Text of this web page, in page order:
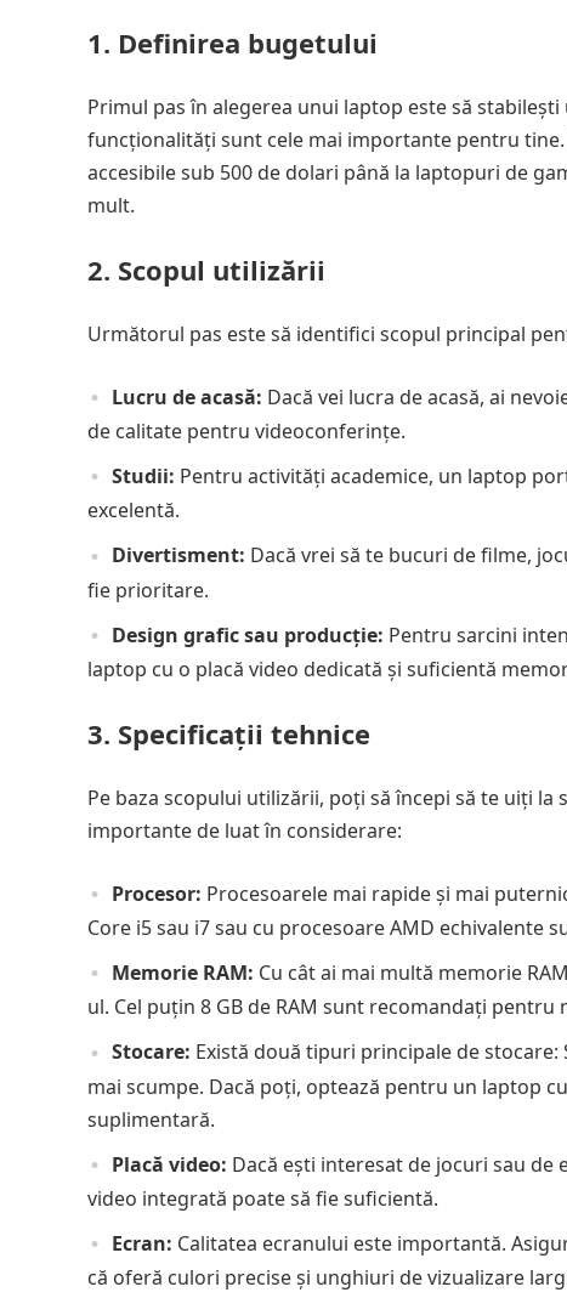
1. Definirea bugetului
Primul pas în alegerea unui laptop este să
funcționalități sunt cele mai importante pentru
accesibile sub 500 de dolari până la laptopuri de
mult.
2. Scopul utilizării
Următorul pas este să identifici scopul principal
Lucru de acasă: Dacă vei lucra de acasă, ai
de calitate pentru videoconferințe.
Studii: Pentru activități academice, un laptop
excelentă.
Divertisment: Dacă vrei să te bucuri de filme,
fie prioritare.
Design grafic sau producție: Pentru sarcini
laptop cu o placă video dedicată și suficientă
3. Specificații tehnice
Pe baza scopului utilizării, poți să începi să te uiți
importante de luat în considerare:
Procesor: Procesoarele mai rapide și mai
Core i5 sau i7 sau cu procesoare AMD
Memorie RAM: Cu cât ai mai multă memorie
ul. Cel puțin 8 GB de RAM sunt recomandați
Stocare: Există două tipuri principale de stocare:
mai scumpe. Dacă poți, optează pentru un laptop
suplimentară.
Placă video: Dacă ești interesat de jocuri sau de
video integrată poate să fie suficientă.
Ecran: Calitatea ecranului este importantă.
că oferă culori precise și unghiuri de vizualizare